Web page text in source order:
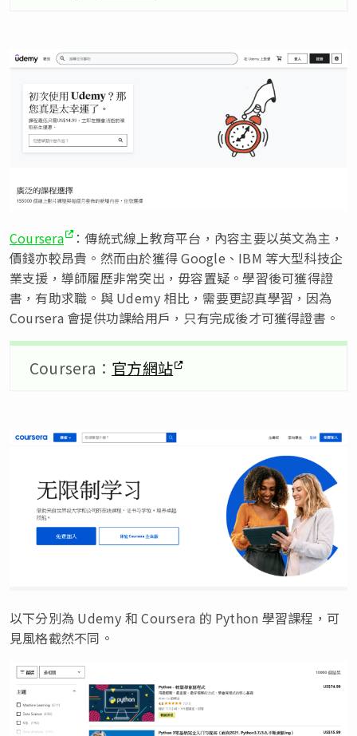
Coursera ：傳統式線上教育平台，內容主要以英文為主，
價錢亦較昂貴。然而由於獲得 Google、IBM 等大型科技企
業支援，導師履歷非常突出，毋容置疑。學習後可獲得證
書，有助求職。與 Udemy 相比，需要更認真學習，因為
Coursera 會提供功課給用戶，只有完成後才可獲得證書。
Coursera： 官方網站
以下分別為 Udemy 和 Coursera 的 Python 學習課程，可
見風格截然不同。